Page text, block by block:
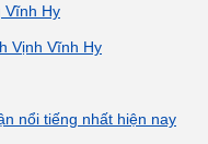
Vĩnh Hy
Vịnh Vĩnh Hy
nổi tiếng nhất hiện nay